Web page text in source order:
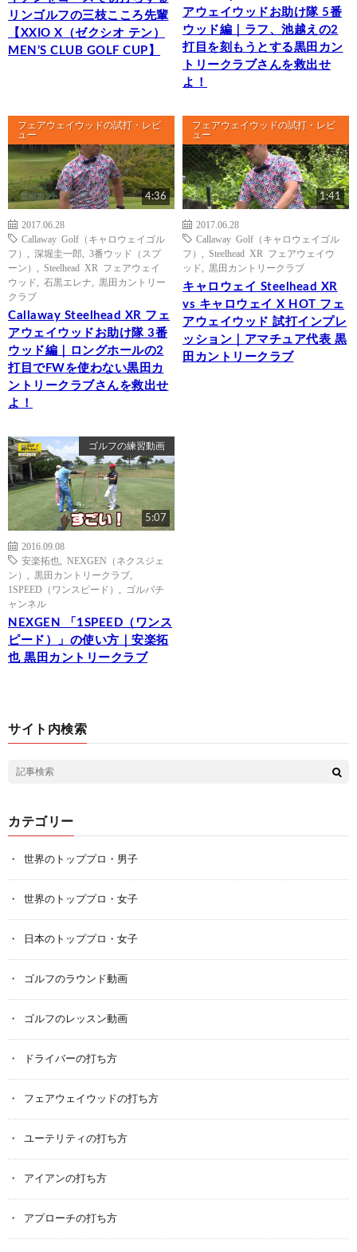
リンゴルフの三枝こころ先輩
【XXIO X（ゼクシオ テン）
MEN’S CLUB GOLF CUP】
アウェイウッドお助け隊 5番
ウッド編｜ラフ、池越えの2
打目を刻もうとする黒田カン
トリークラブさんを救出せ
よ！
フェアウェイウッドの試打・レビ
ュー
4:36
2017.06.28
Callaway Golf（キャロウェイゴル
フ）
深堀圭一郎
3番ウッド（スプ
ーン）
Steelhead XR フェアウェイ
ウッド
石黒エレナ
黒田カントリー
クラブ
Callaway Steelhead XR フェ
アウェイウッドお助け隊 3番
ウッド編｜ロングホールの2
打目でFWを使わない黒田カ
ントリークラブさんを救出せ
よ！
フェアウェイウッドの試打・レビ
ュー
1:41
2017.06.28
Callaway Golf（キャロウェイゴル
フ）
Steelhead XR フェアウェイウ
ッド
黒田カントリークラブ
キャロウェイ Steelhead XR
vs キャロウェイ X HOT フェ
アウェイウッド 試打インプレ
ッション｜アマチュア代表 黒
田カントリークラブ
ゴルフの練習動画
5:07
2016.09.08
安楽拓也
NEXGEN（ネクスジェ
ン）
黒田カントリークラブ
1SPEED（ワンスピード）
ゴルパチ
ャンネル
NEXGEN 「1SPEED（ワンス
ピード）」の使い方｜安楽拓
也 黒田カントリークラブ
サイト内検索
カテゴリー
世界のトッププロ・男子
世界のトッププロ・女子
日本のトッププロ・女子
ゴルフのラウンド動画
ゴルフのレッスン動画
ドライバーの打ち方
フェアウェイウッドの打ち方
ユーテリティの打ち方
アイアンの打ち方
アプローチの打ち方